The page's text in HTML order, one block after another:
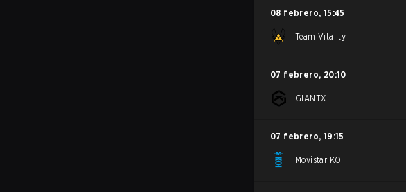
08 febrero, 15:45
Team Vitality
07 febrero, 20:10
GIANTX
07 febrero, 19:15
Movistar KOI